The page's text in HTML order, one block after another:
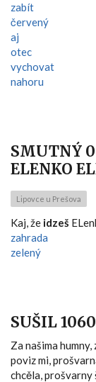
zabít
červený
aj
otec
vychovat
nahoru
SMUTNÝ
ELENKO
Lipovce u Prešova
Kaj, že idzeš
zahrada
zelený
SUŠIL
Za našima
poviz mi,
chcěla, prošvarny